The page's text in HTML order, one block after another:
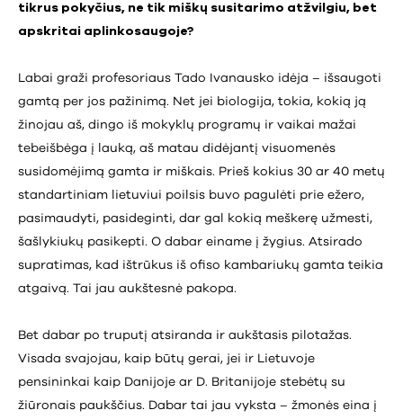
tikrus pokyčius, ne tik miškų susitarimo atžvilgiu, bet
apskritai aplinkosaugoje?
Labai graži profesoriaus Tado Ivanausko idėja – išsaugoti
gamtą per jos pažinimą. Net jei biologija, tokia, kokią ją
žinojau aš, dingo iš mokyklų programų ir vaikai mažai
tebeišbėga į lauką, aš matau didėjantį visuomenės
susidomėjimą gamta ir miškais. Prieš kokius 30 ar 40 metų
standartiniam lietuviui poilsis buvo pagulėti prie ežero,
pasimaudyti, pasideginti, dar gal kokią meškerę užmesti,
šašlykiukų pasikepti. O dabar einame į žygius. Atsirado
supratimas, kad ištrūkus iš ofiso kambariukų gamta teikia
atgaivą. Tai jau aukštesnė pakopa.
Bet dabar po truputį atsiranda ir aukštasis pilotažas.
Visada svajojau, kaip būtų gerai, jei ir Lietuvoje
pensininkai kaip Danijoje ar D. Britanijoje stebėtų su
žiūronais paukščius. Dabar tai jau vyksta – žmonės eina į